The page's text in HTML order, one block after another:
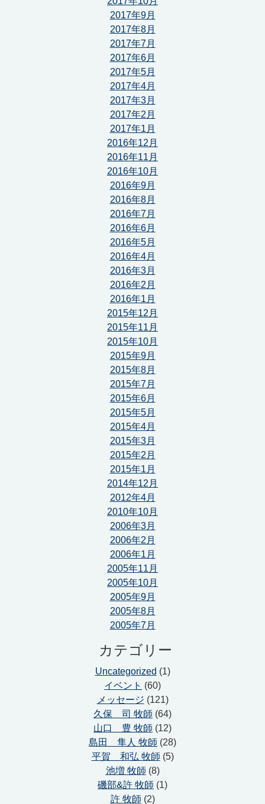
2017年9月
2017年8月
2017年7月
2017年6月
2017年5月
2017年4月
2017年3月
2017年2月
2017年1月
2016年12月
2016年11月
2016年10月
2016年9月
2016年8月
2016年7月
2016年6月
2016年5月
2016年4月
2016年3月
2016年2月
2016年1月
2015年12月
2015年11月
2015年10月
2015年9月
2015年8月
2015年7月
2015年6月
2015年5月
2015年4月
2015年3月
2015年2月
2015年1月
2014年12月
2012年4月
2010年10月
2006年3月
2006年2月
2006年1月
2005年11月
2005年10月
2005年9月
2005年8月
2005年7月
カテゴリー
Uncategorized (1)
イベント (60)
メッセージ (121)
久保 司 牧師 (64)
山口 豊 牧師 (12)
島田 隼人 牧師 (28)
平賀 和弘 牧師 (5)
池増 牧師 (8)
磯部&許 牧師 (1)
許 牧師 (2)